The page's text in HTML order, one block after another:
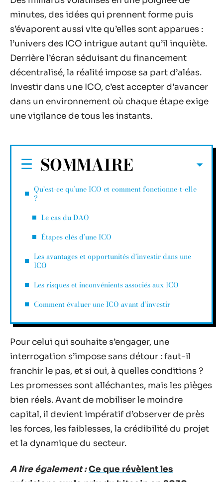
minutes, des idées qui prennent forme puis
s’évaporent aussi vite qu’elles sont apparues :
l’univers des ICO intrigue autant qu’il inquiète.
Derrière l’écran séduisant du financement
décentralisé, la réalité impose sa part d’aléas.
Investir dans une ICO, c’est accepter d’avancer
dans un environnement où chaque étape exige
une vigilance de tous les instants.
SOMMAIRE
Qu’est-ce qu’une ICO et comment fonctionne-t-elle
?
Le cas du DAO
Étapes clés d’une ICO
Les avantages et opportunités d’investir dans une
ICO
Les risques et inconvénients associés aux ICO
Comment évaluer une ICO avant d’investir
Pour celui qui souhaite s’engager, une
interrogation s’impose sans détour : faut-il
franchir le pas, et si oui, à quelles conditions ?
Les promesses sont alléchantes, mais les pièges
bien réels. Avant de mobiliser le moindre
capital, il devient impératif d’observer de près
les forces, les faiblesses, la crédibilité du projet
et la dynamique du secteur.
A lire également :Ce que révèlent les